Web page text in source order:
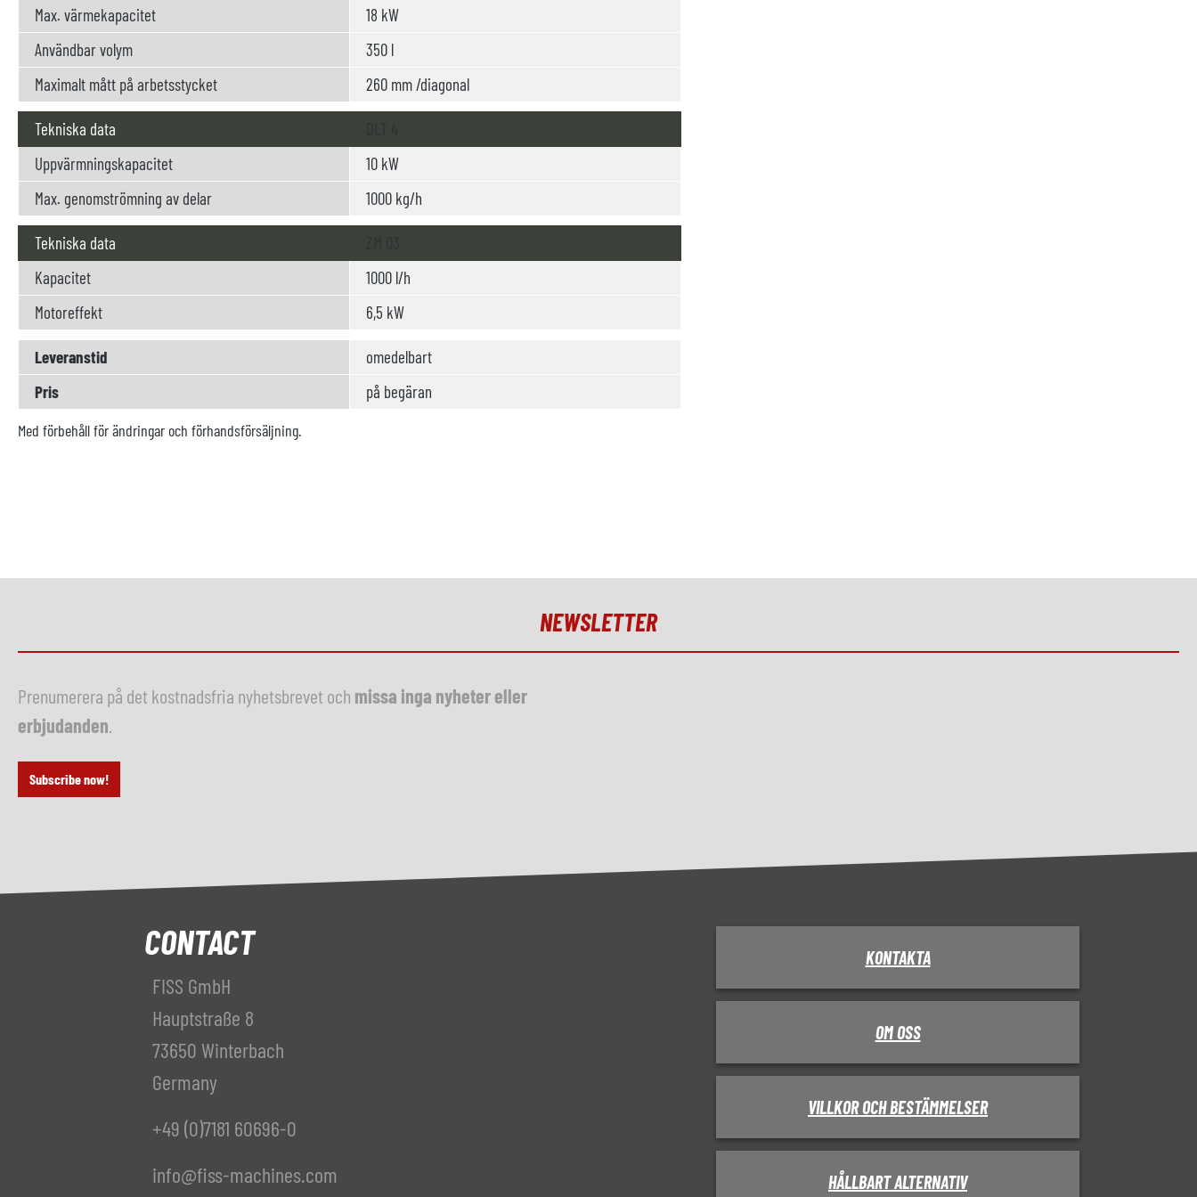
Max. värmekapacitet
18 kW
Användbar volym
350 l
Maximalt mått på arbetsstycket
260 mm /diagonal
Tekniska data
Uppvärmningskapacitet
10 kW
Max. genomströmning av delar
1000 kg/h
Tekniska data
Kapacitet
1000 l/h
Motoreffekt
6,5 kW
Leveranstid
omedelbart
Pris
på begäran
Med förbehåll för ändringar och förhandsförsäljning.
NEWSLETTER
Prenumerera på det kostnadsfria nyhetsbrevet och missa inga nyheter eller
erbjudanden
Subscribe now!
CONTACT
FISS GmbH
Hauptstraße 8
73650 Winterbach
Germany
+49 (0)7181 60696-0
info@fiss-machines.com
KONTAKTA
OM OSS
VILLKOR OCH BESTÄMMELSER
HÅLLBART ALTERNATIV